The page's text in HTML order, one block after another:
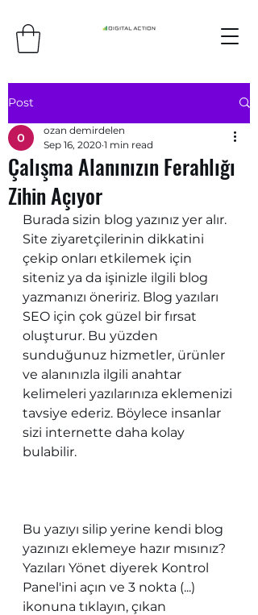
Post
Çalışma Alanınızın Ferahlığı
Zihin Açıyor
ozan demirdelen
Sep 16, 2020 1 min read
Burada sizin blog yazınız yer alır.
Site ziyaretçilerinin dikkatini
çekip onları etkilemek için
siteniz ya da işinizle ilgili blog
yazmanızı öneririz. Blog yazıları
SEO için çok güzel bir fırsat
oluşturur. Bu yüzden
sunduğunuz hizmetler, ürünler
ve alanınızla ilgili anahtar
kelimeleri yazılarınıza eklemenizi
tavsiye ederiz. Böylece insanlar
sizi internette daha kolay
bulabilir.
Bu yazıyı silip yerine kendi blog
yazınızı eklemeye hazır mısınız?
Yazıları Yönet diyerek Kontrol
Panel'ini açın ve 3 nokta (...)
ikonuna tıklayın, çıkan